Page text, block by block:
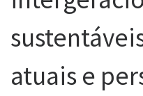
atuais e